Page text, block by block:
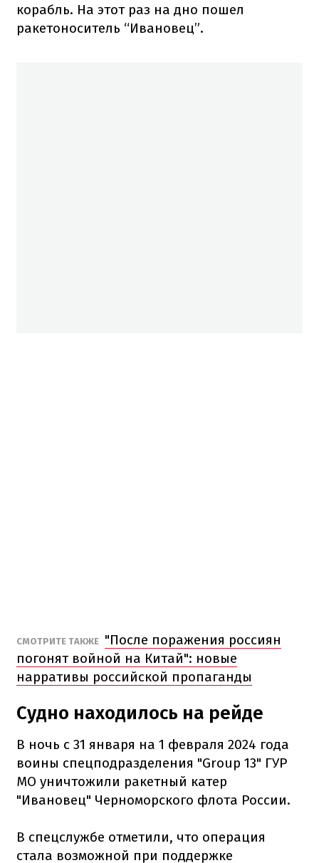
корабль. На этот раз на дно пошел
ракетоноситель “Ивановец”.
СМОТРИТЕ ТАКЖЕ "После поражения россиян
погонят войной на Китай": новые
нарративы российской пропаганды
Судно находилось на рейде
В ночь с 31 января на 1 февраля 2024 года
воины спецподразделения "Group 13" ГУР
МО уничтожили ракетный катер
"Ивановец" Черноморского флота России.
В спецслужбе отметили, что операция
стала возможной при поддержке